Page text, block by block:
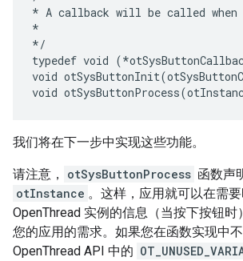
* A callback will be called when
*
*/
typedef void
void
我们将在下一步中实现这些功能。
请注意， otSysButtonProcess 函数声
otInstance 。这样，应用就可以在需
OpenThread 实例的信息（当按下按钮
您的应用的需求。如果您在函数实现中
OpenThread API 中的